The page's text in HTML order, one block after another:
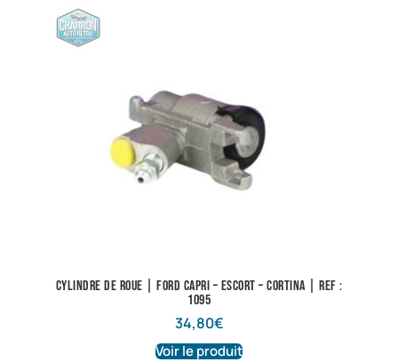
Cylindre de roue | Ford Capri – Escort – Cortina | Ref :
1095
34,80€
Voir le produit